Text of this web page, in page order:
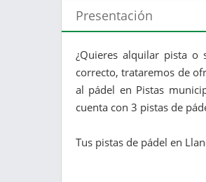
Presentación
¿Quieres alquilar pista o
correcto, trataremos de
al pádel en Pistas
cuenta con 3 pistas de
Tus pistas de pádel en